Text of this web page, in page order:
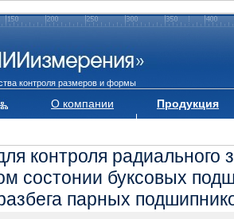
контроля размеров и формы
О компании Продукция
контроля радиального
состонии буксовых
парных